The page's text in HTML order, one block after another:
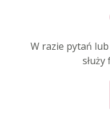
W razie pytań